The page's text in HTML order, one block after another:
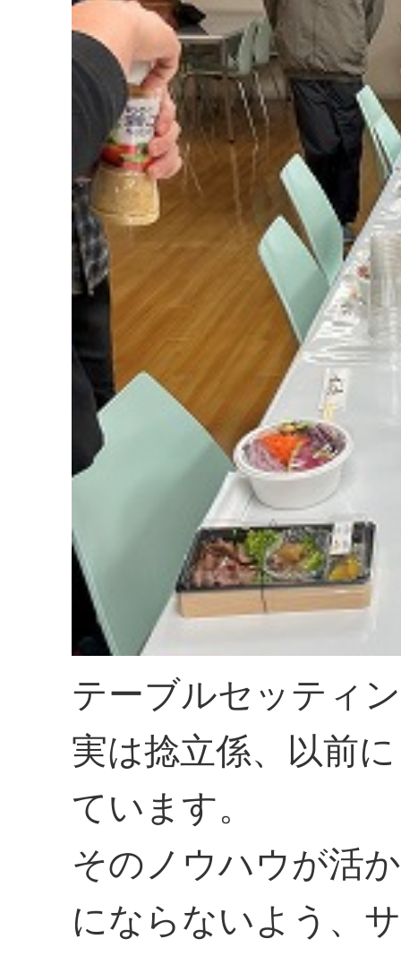
テーブルセッティ
実は捻立係、以前
ています。
そのノウハウが活
にならないよう、